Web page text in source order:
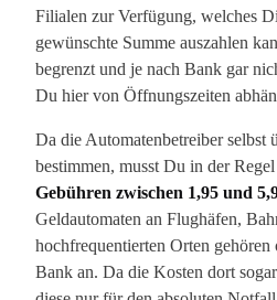
Filialen zur Verfügung, welches
gewünschte Summe auszahlen
begrenzt und je nach Bank gar
Du hier von Öffnungszeiten
Da die Automatenbetreiber selbst
bestimmen, musst Du in der Regel
Gebühren zwischen 1,95 und
Geldautomaten an Flughäfen,
hochfrequentierten Orten
Bank an. Da die Kosten dort